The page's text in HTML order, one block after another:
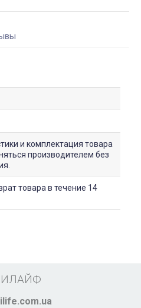
и комплектация товара
производителем без
товара в течение 14